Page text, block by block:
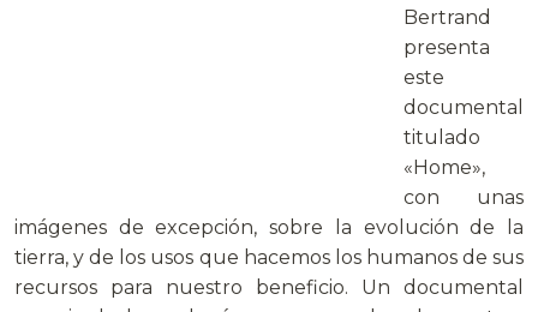
Bertrand
presenta
este
documental
titulado
«Home»,
con unas
imágenes de excepción, sobre la evolución de la
tierra, y de los usos que hacemos los humanos de sus
recursos para nuestro beneficio. Un documental